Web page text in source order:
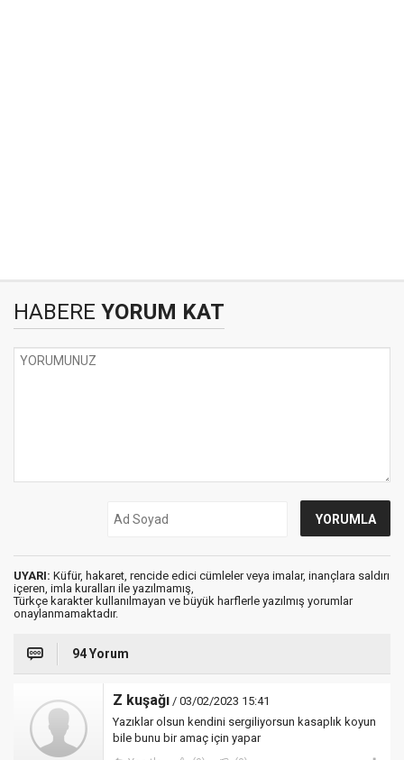
HABERE YORUM KAT
UYARI: Küfür, hakaret, rencide edici cümleler veya imalar, inançlara saldırı
içeren, imla kuralları ile yazılmamış,
Türkçe karakter kullanılmayan ve büyük harflerle yazılmış yorumlar
onaylanmamaktadır.
94 Yorum
Z kuşağı / 03/02/2023 15:41
Yazıklar olsun kendini sergiliyorsun kasaplık koyun
bile bunu bir amaç için yapar